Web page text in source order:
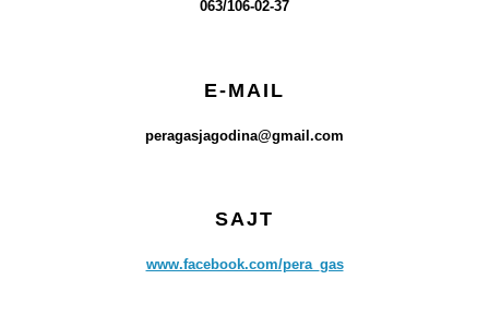
063/106-02-37
E-MAIL
peragasjagodina@gmail.com
SAJT
www.facebook.com/pera_gas